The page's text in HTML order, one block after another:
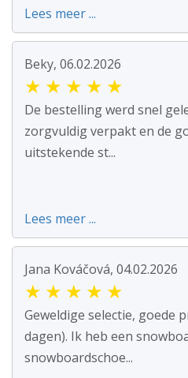
Lees meer ...
Beky, 06.02.2026
★ ★ ★ ★ ★
De bestelling werd snel
zorgvuldig verpakt en de
uitstekende st...
Lees meer ...
Jana Kováčová, 04.02.2026
★ ★ ★ ★ ★
Geweldige selectie, goede
dagen). Ik heb een
snowboardschoe...